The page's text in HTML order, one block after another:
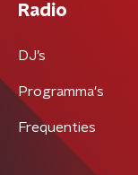
Radio
DJ’s
Programma's
Frequenties